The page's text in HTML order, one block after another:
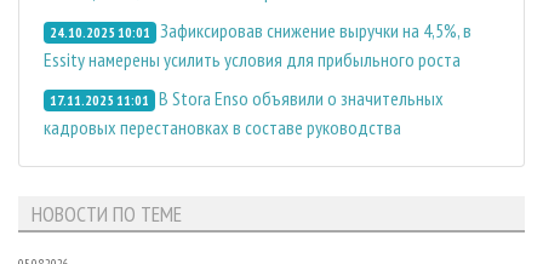
24.10.2025 10:01 Зафиксировав снижение выручки на 4,5%, в
Essity намерены усилить условия для прибыльного роста
17.11.2025 11:01 В Stora Enso объявили о значительных
кадровых перестановках в составе руководства
НОВОСТИ ПО ТЕМЕ